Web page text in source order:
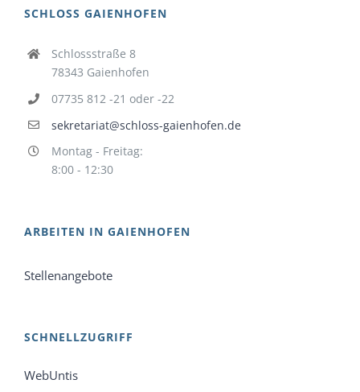
SCHLOSS GAIENHOFEN
Schlossstraße 8
78343 Gaienhofen
07735 812 -21 oder -22
sekretariat@schloss-gaienhofen.de
Montag - Freitag:
8:00 - 12:30
ARBEITEN IN GAIENHOFEN
Stellenangebote
SCHNELLZUGRIFF
WebUntis